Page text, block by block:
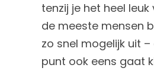
tenzij je het heel
de meeste mensen
zo snel mogelijk uit
punt ook eens gaat